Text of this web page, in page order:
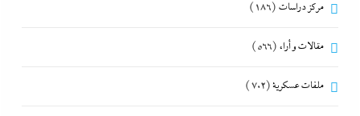
مركز دراسات (186)
مقالات و أراء (566)
ملفات عسكرية(702)